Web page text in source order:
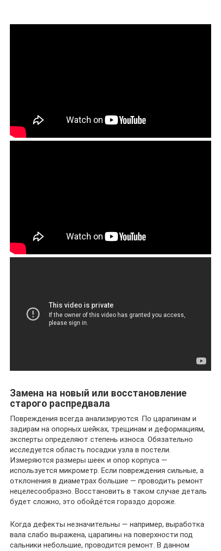
Замена на новый или восстановление
старого распредвала
Повреждения всегда анализируются. По царапинам и
задирам на опорных шейках, трещинам и деформациям,
эксперты определяют степень износа. Обязательно
исследуется область посадки узла в постели.
Измеряются размеры шеек и опор корпуса —
используется микрометр. Если повреждения сильные, а
отклонения в диаметрах большие — проводить ремонт
нецелесообразно. Восстановить в таком случае деталь
будет сложно, это обойдётся гораздо дороже.
Когда дефекты незначительны — например, выработка
вала слабо выражена, царапины на поверхности под
сальники небольшие, проводится ремонт. В данном